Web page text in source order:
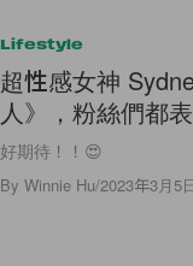
Lifestyle
超性感女神
人》，粉絲們都
好期待！！😍
By Winnie Hu/2023年3月5